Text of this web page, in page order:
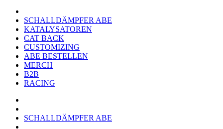
SCHALLDÄMPFER ABE
KATALYSATOREN
CAT BACK
CUSTOMIZING
ABE BESTELLEN
MERCH
B2B
RACING
SCHALLDÄMPFER ABE